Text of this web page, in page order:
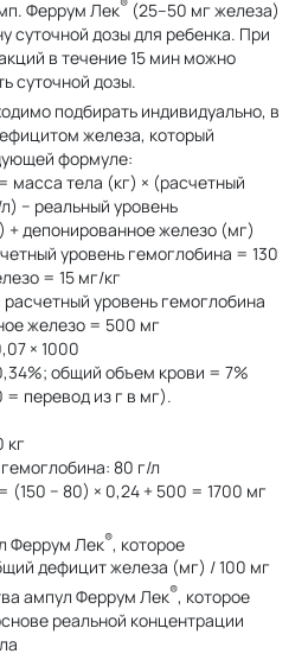
Феррум Лек® (25–50 мг железа)
суточной дозы для ребенка. При
в течение 15 мин можно
суточной дозы.
подбирать индивидуально, в
железа, который
формуле:
тела (кг) × (расчетный
− реальный уровень
+ депонированное железо (мг)
уровень гемоглобина = 130
= 15 мг/кг
уровень гемоглобина
железо = 500 мг
× 1000
общий объем крови = 7%
перевод из г в мг).
кг
80 г/л
− 80) × 0,24 + 500 = 1700 мг
Феррум Лек®, которое
дефицит железа (мг) / 100 мг
ампул Феррум Лек®, которое
реальной концентрации